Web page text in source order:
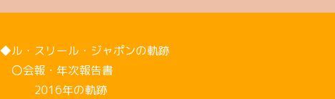
◆ル・スリール・ジャポンの軌跡
〇会報・年次報告書
2016年の軌跡